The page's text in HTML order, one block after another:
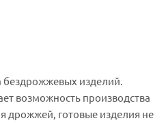
бездрожжевых изделий.
возможность производства
дрожжей, готовые изделия не